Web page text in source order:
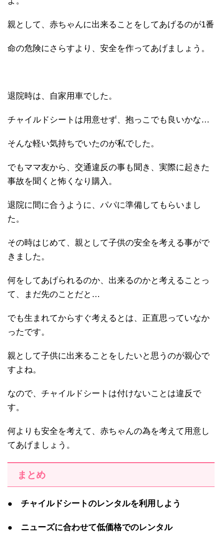
親として、赤ちゃんに出来ることをしてあげるのが1番
命の危険にさらすより、安全を作ってあげましょう。
退院時は、自家用車でした。
チャイルドシートは用意せず、抱っこでも良いかな…
そんな軽い気持ちでいたのが私でした。
でもママ友から、交通違反の事も聞き、実際に起きた
事故を聞くと怖くなり購入。
退院に間に合うように、パパに準備してもらいまし
た。
その時はじめて、親として子供の安全を考える事がで
きました。
何をしてあげられるのか、出来るのかと考えることっ
て、まだ先のことだと…
でも生まれてからすぐ考えるとは、正直思っていなか
ったです。
親として子供に出来ることをしたいと思うのが親心で
すよね。
なので、チャイルドシートは付けないことは違反で
す。
何よりも安全を考えて、赤ちゃんの為を考えて用意し
てあげましょう。
まとめ
● チャイルドシートのレンタルを利用しよう
● ニューズに合わせて低価格でのレンタル